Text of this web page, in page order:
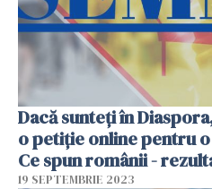
Dacă sunteți în
o petiție online pentru
Ce spun românii -
19 SEPTEMBRIE 2023